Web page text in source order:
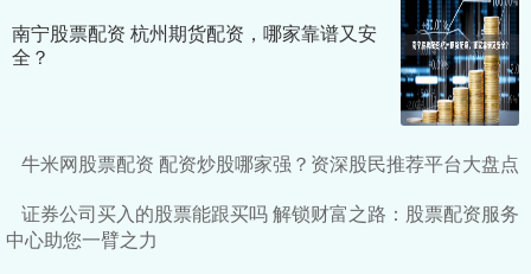
南宁股票配资 杭州期货配资，哪家靠谱又安
全？
牛米网股票配资 配资炒股哪家强？资深股民推荐平台大盘点
证券公司买入的股票能跟买吗 解锁财富之路：股票配资服务
中心助您一臂之力